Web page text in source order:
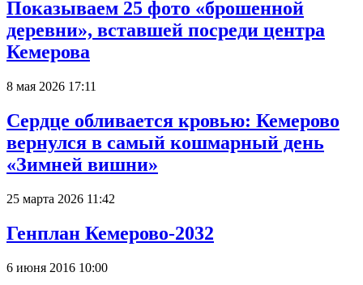
Показываем 25 фото «брошенной
деревни», вставшей посреди центра
Кемерова
8 мая 2026 17:11
Сердце обливается кровью: Кемерово
вернулся в самый кошмарный день
«Зимней вишни»
25 марта 2026 11:42
Генплан Кемерово-2032
6 июня 2016 10:00